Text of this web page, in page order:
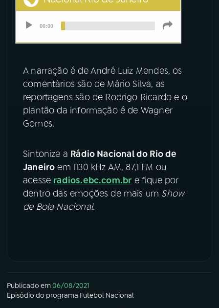
A narração é de André Luiz Mendes, os
comentários são de Mário Silva, as
reportagens são de Rodrigo Ricardo e o
plantão da informação é de Wagner
Gomes.
Sintonize a Rádio Nacional do Rio de
Janeiro em 1130 kHz AM, 87,1 FM ou
acesse radios.ebc.com.br e fique por
dentro das emoções de mais um Show
de Bola Nacional.
Publicado em06/08/2021
Episódio do programa Futebol Nacional